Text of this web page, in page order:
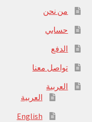
من نحن
حسابي
الدفع
تواصل معنا
العربية
العربية
English